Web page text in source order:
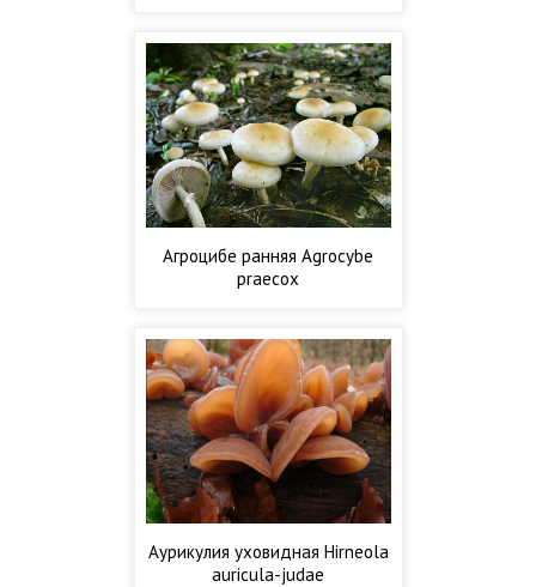
Агроцибе ранняя Agrocybe
praecox
Аурикулия уховидная Hirneola
auricula-judae